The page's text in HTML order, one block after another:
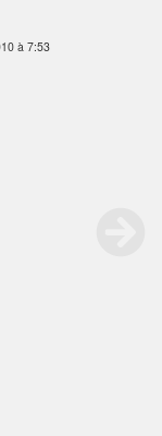
à 7:53